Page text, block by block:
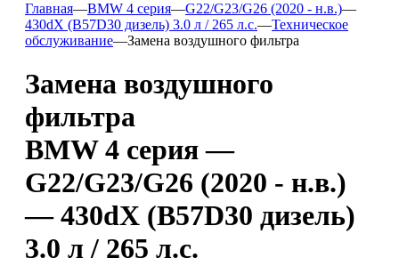
Главная—BMW 4 серия—G22/G23/G26 (2020 - н.в.)—
430dX (B57D30 дизель) 3.0 л / 265 л.с.—Техническое
обслуживание—Замена воздушного фильтра
Замена воздушного
фильтра
BMW 4 серия —
G22/G23/G26 (2020 - н.в.)
— 430dX (B57D30 дизель)
3.0 л / 265 л.с.